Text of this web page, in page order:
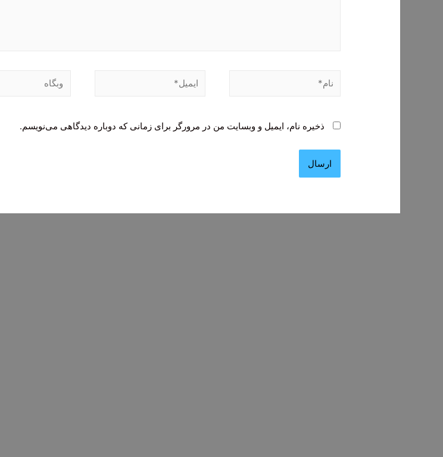
نام* ایمیل* وبگاه
ذخیره نام، ایمیل و وبسایت من در مرورگر برای زمانی که دوباره دیدگاهی می‌نویسم.